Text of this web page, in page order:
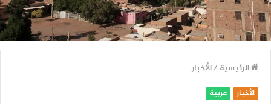
الرئيسية /الأخبار
الأخبار عربية